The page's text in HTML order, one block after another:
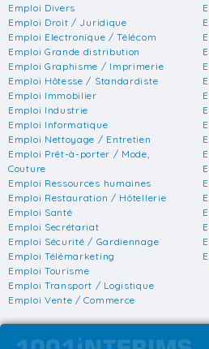
Emploi Divers
Emploi Droit / Juridique
Emploi Electronique / Télécom
Emploi Grande distribution
Emploi Graphisme / Imprimerie
Emploi Hôtesse / Standardiste
Emploi Immobilier
Emploi Industrie
Emploi Informatique
Emploi Nettoyage / Entretien
Emploi Prêt-à-porter / Mode,
Couture
Emploi Ressources humaines
Emploi Restauration / Hôtellerie
Emploi Santé
Emploi Secrétariat
Emploi Sécurité / Gardiennage
Emploi Télémarketing
Emploi Tourisme
Emploi Transport / Logistique
Emploi Vente / Commerce